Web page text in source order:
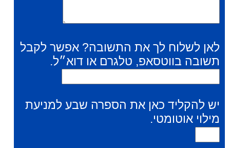
לאן לשלוח לך את התשובה? אפשר לקבל
תשובה בווטסאפ, טלגרם או דוא״ל.
יש להקליד כאן את הספרה שבע למניעת
מילוי אוטומטי.